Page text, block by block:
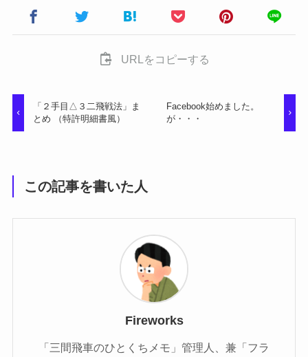
URLをコピーする
「２手目△３二飛戦法」ま
とめ （特許明細書風）
Facebook始めました。
が・・・
この記事を書いた人
Fireworks
「三間飛車のひとくちメモ」管理人、兼「フラ